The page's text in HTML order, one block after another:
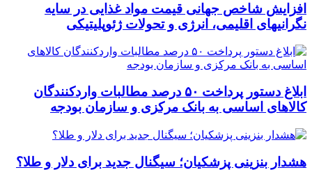
افزایش شاخص جهانی قیمت مواد غذایی در سایه
نگرانیهای اقلیمی، انرژی و تحولات ژئوپلیتیکی
ابلاغ دستور پرداخت ۵۰ درصد مطالبات واردکنندگان
کالاهای اساسی به بانک مرکزی و سازمان بودجه
هشدار بنزینی پزشکیان؛ سیگنال جدید برای دلار و طلا؟